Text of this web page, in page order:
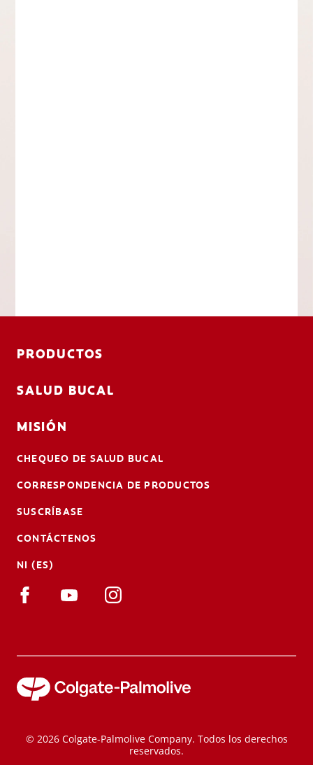
PRODUCTOS
SALUD BUCAL
MISIÓN
CHEQUEO DE SALUD BUCAL
CORRESPONDENCIA DE PRODUCTOS
SUSCRÍBASE
CONTÁCTENOS
NI (ES)
© 2026 Colgate-Palmolive Company. Todos los derechos
reservados.